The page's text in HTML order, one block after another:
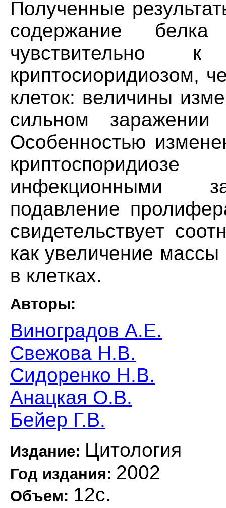
Полученные
содержание
чувствительно
криптосиоридиозом,
клеток: величины
сильном
Особенностью
инфекционными
подавление
свидетельствует
как увеличение
в клетках.
Авторы:
Виноградов А.Е.
Свежова Н.В.
Сидоренко Н.В.
Анацкая О.В.
Бейер Г.В.
Издание: Цитология
Год издания: 2002
Объем: 12с.